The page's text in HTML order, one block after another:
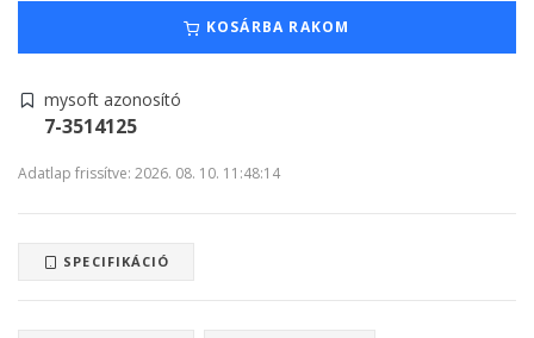
KOSÁRBA RAKOM
mysoft azonosító
7-3514125
Adatlap frissítve: 2026. 08. 10. 11:48:14
SPECIFIKÁCIÓ